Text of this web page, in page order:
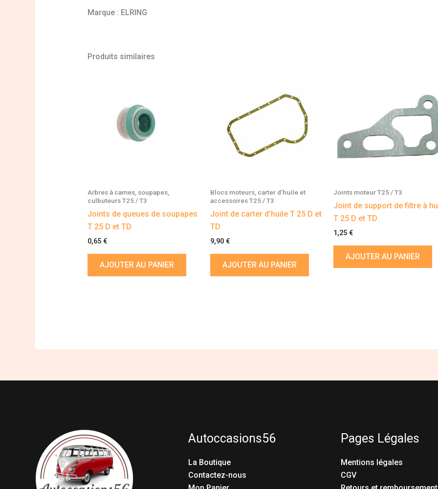
Marque : ELRING
Produits similaires
Arbres à cames, soupapes,
culbuteurs T25 / T3
Joints de queues de soupapes
T 25 D et TD
0,65 €
AJOUTER AU PANIER
Blocs moteurs, carter d’huile et
accessoires T25 / T3
Joint de carter d’huile T 25 D et
TD
9,90€
AJOUTER AU PANIER
Joints moteur T25 / T3
Joint de support de filtre à
T 25 D et TD
1,25 €
AJOUTER AU PANIER
Autoccasions56
La Boutique
Contactez-nous
Pages Légales
Mentions légales
CGV